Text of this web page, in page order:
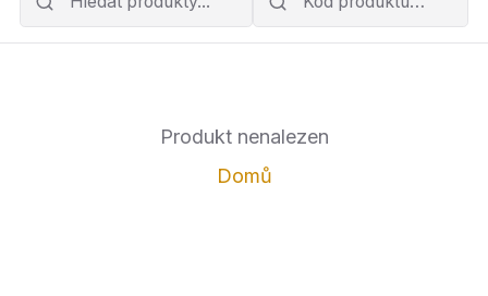
Produkt nenalezen
Domů